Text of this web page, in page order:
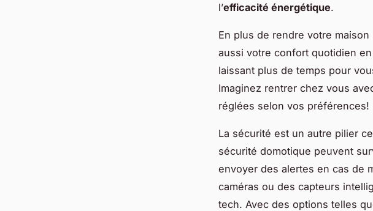
l’efficacité énergétique.
En plus de rendre votre
aussi votre confort quotidien
laissant plus de temps pour
Imaginez rentrer chez vous
réglées selon vos préférences!
La sécurité est un autre pilier
sécurité domotique peuvent
envoyer des alertes en cas de
caméras ou des capteurs
tech. Avec des options telles